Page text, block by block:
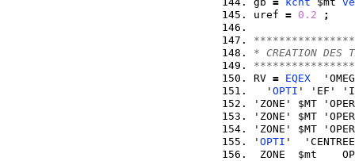
uref = 0.2 ;
* CREATION DES
RV = EQEX
  '
OPTI ' 'EF'
'ZONE' $MT
'ZONE' $MT
'ZONE' $MT
' OPTI '
ZONE  $mt